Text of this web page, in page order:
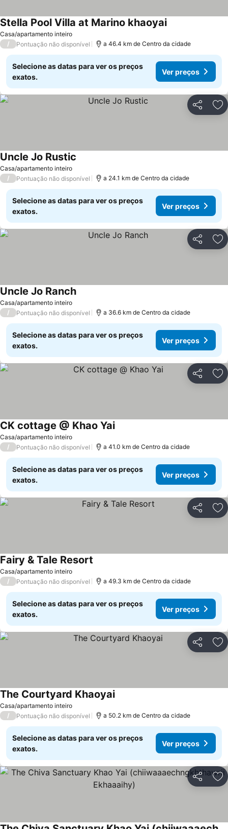
Casa/apartamento inteiro
Stella Pool Villa at Marino khaoyai
/ Pontuação não disponível a 46.4 km de Centro da cidade
Selecione as datas para ver os preços
exatos.
Ver preços
Partilhar
Casa/apartamento inteiro
Uncle Jo Rustic
/ Pontuação não disponível a 24.1 km de Centro da cidade
Selecione as datas para ver os preços
exatos.
Ver preços
Partilhar
Casa/apartamento inteiro
Uncle Jo Ranch
/ Pontuação não disponível a 36.6 km de Centro da cidade
Selecione as datas para ver os preços
exatos.
Ver preços
Partilhar
Casa/apartamento inteiro
CK cottage @ Khao Yai
/ Pontuação não disponível a 41.0 km de Centro da cidade
Selecione as datas para ver os preços
exatos.
Ver preços
Partilhar
Casa/apartamento inteiro
Fairy & Tale Resort
/ Pontuação não disponível a 49.3 km de Centro da cidade
Selecione as datas para ver os preços
exatos.
Ver preços
Partilhar
Casa/apartamento inteiro
The Courtyard Khaoyai
/ Pontuação não disponível a 50.2 km de Centro da cidade
Selecione as datas para ver os preços
exatos.
Ver preços
Partilhar